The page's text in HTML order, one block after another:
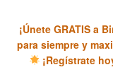
¡Únete GRATIS a
para siempre y
¡Regístrate